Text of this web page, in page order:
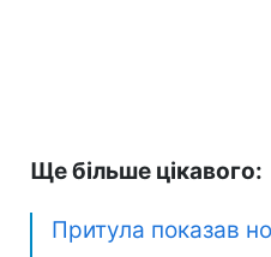
Ще більше цікавого:
Притула показав